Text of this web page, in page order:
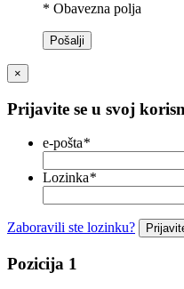
* Obavezna polja
Pošalji
×
Prijavite se u svoj
e-pošta*
Lozinka*
Zaboravili ste lozinku?
Pozicija 1